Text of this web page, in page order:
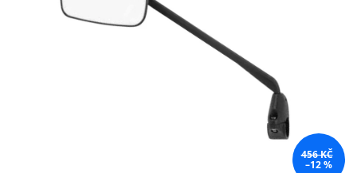
456 KČ
–12 %